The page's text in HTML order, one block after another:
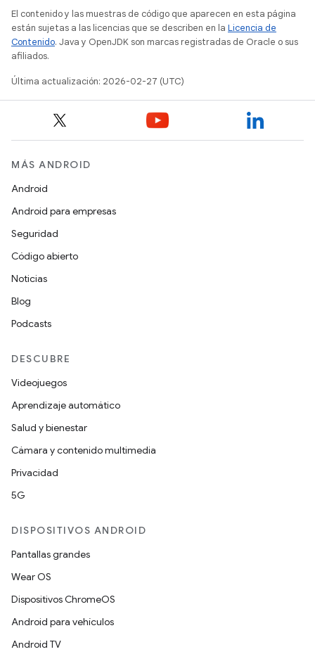
El contenido y las muestras de código que aparecen en esta página
están sujetas a las licencias que se describen en la Licencia de
Contenido. Java y OpenJDK son marcas registradas de Oracle o sus
afiliados.
Última actualización: 2026-02-27 (UTC)
MÁS ANDROID
Android
Android para empresas
Seguridad
Código abierto
Noticias
Blog
Podcasts
DESCUBRE
Videojuegos
Aprendizaje automático
Salud y bienestar
Cámara y contenido multimedia
Privacidad
5G
DISPOSITIVOS ANDROID
Pantallas grandes
Wear OS
Dispositivos ChromeOS
Android para vehículos
Android TV